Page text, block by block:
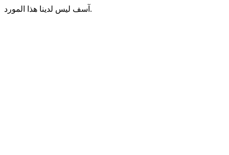
آسف ليس لدينا هذا المورد.